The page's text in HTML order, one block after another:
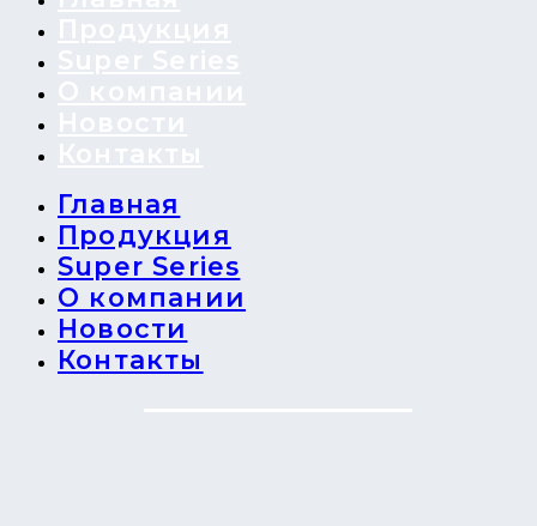
Главная
Продукция
Super Series
О компании
Новости
Контакты